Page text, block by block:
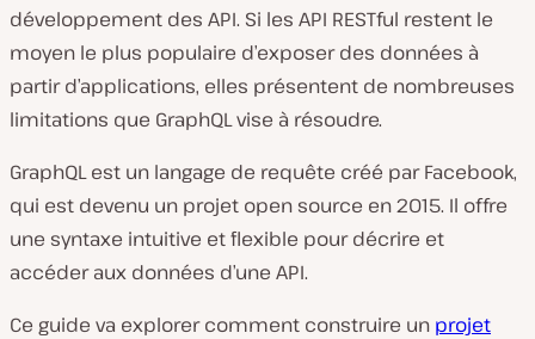
développement des API. Si les API RESTful restent le
moyen le plus populaire d’exposer des données à
partir d’applications, elles présentent de nombreuses
limitations que GraphQL vise à résoudre.
GraphQL est un langage de requête créé par Facebook,
qui est devenu un projet open source en 2015. Il offre
une syntaxe intuitive et flexible pour décrire et
accéder aux données d’une API.
Ce guide va explorer comment construire un projet